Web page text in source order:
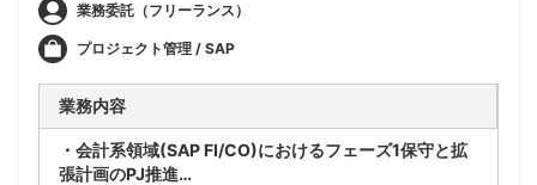
業務委託（フリーランス）
プロジェクト管理 / SAP
業務内容
・会計系領域(SAP FI/CO)におけるフェーズ1保守と拡
張計画のPJ推進